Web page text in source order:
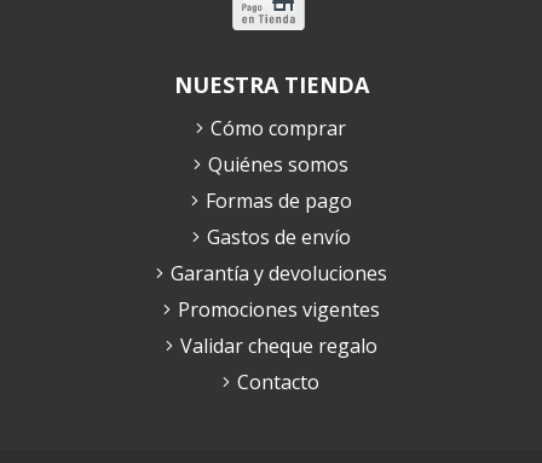
NUESTRA TIENDA
Cómo comprar
Quiénes somos
Formas de pago
Gastos de envío
Garantía y devoluciones
Promociones vigentes
Validar cheque regalo
Contacto